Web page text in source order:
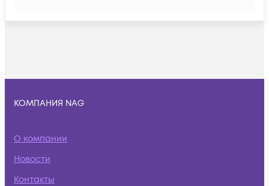
КОМПАНИЯ NAG
О компании
Новости
Контакты